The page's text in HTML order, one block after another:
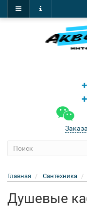
Главная Сантехника
Душевые